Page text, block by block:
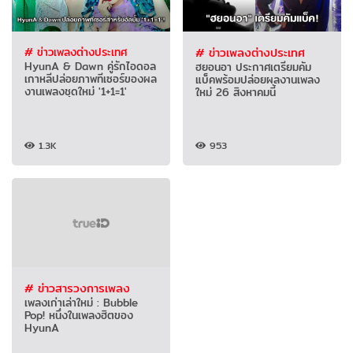
# ข่าวเพลงต่างประเทศ
HyunA & Dawn คู่รักไอดอล
เกาหลีปล่อยภาพทีเซอร์ของผล
งานเพลงชุดใหม่ '1+1=1'
1.3K
# ข่าวเพลงต่างประเทศ
ฮยอนอา ประกาศเตรียมคัม
แบ็คพร้อมปล่อยผลงานเพลง
ใหม่ 26 สิงหาคมนี้
953
# ข่าวสารวงการเพลง
เพลงเก่าเล่าใหม่ : Bubble
Pop! หนึ่งในเพลงฮิตของ
HyunA